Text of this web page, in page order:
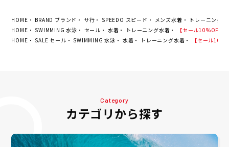
HOME BRAND ブランド サ行 SPEEDO スピード メンズ水着
トレーニング
HOME
SWIMMING 水泳 セール 水着 トレーニング水着
【セール10%OFF
HOME
SALE セール SWIMMING 水泳 水着 トレーニング水着 【セール
Category
カテゴリから探す